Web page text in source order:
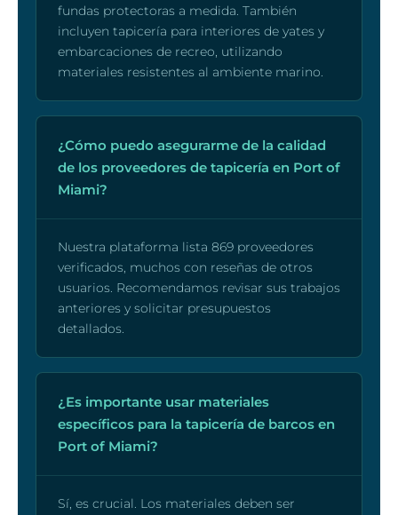
fundas protectoras a medida. También
incluyen tapicería para interiores de yates y
embarcaciones de recreo, utilizando
materiales resistentes al ambiente marino.
¿Cómo puedo asegurarme de la calidad
de los proveedores de tapicería en Port of
Miami?
Nuestra plataforma lista 869 proveedores
verificados, muchos con reseñas de otros
usuarios. Recomendamos revisar sus trabajos
anteriores y solicitar presupuestos
detallados.
¿Es importante usar materiales
específicos para la tapicería de barcos en
Port of Miami?
Sí, es crucial. Los materiales deben ser